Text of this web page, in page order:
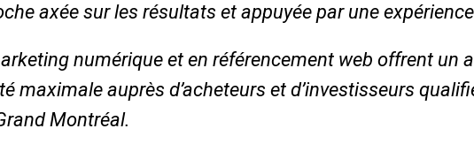
axée sur les résultats et appuyée par une
numérique et en référencement web offrent un
maximale auprès d’acheteurs et d’investisseurs
Montréal.